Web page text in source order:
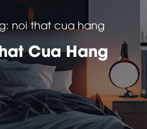
noi that cua hang
Cua Hang